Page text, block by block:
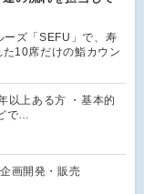
ズ「SEFU」で、寿
10席だけの鮨カウン
以上ある方 ・基本的
で…
画開発・販売